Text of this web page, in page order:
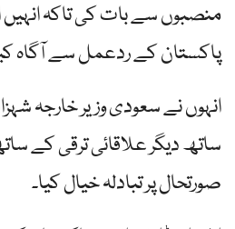
منصبوں سے بات کی تاکہ انہیں
پاکستان کے ردعمل سے آگاہ
انہوں نے سعودی وزیر خارجہ
ساتھ دیگر علاقائی ترقی کے
صورتحال پر تبادلہ خیال کیا۔